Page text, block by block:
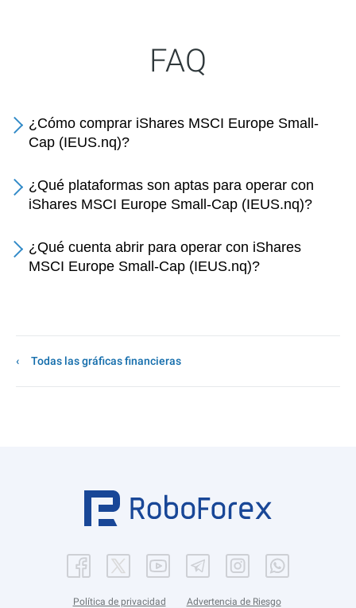
FAQ
¿Cómo comprar iShares MSCI Europe Small-
Cap (IEUS.nq)?
¿Qué plataformas son aptas para operar con
iShares MSCI Europe Small-Cap (IEUS.nq)?
¿Qué cuenta abrir para operar con iShares
MSCI Europe Small-Cap (IEUS.nq)?
Todas las gráficas financieras
Política de privacidad Advertencia de Riesgo